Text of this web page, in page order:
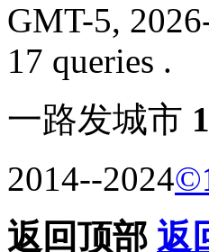
GMT-5,
17 queries .
一路发城市
2014--2024©
返回顶部 返